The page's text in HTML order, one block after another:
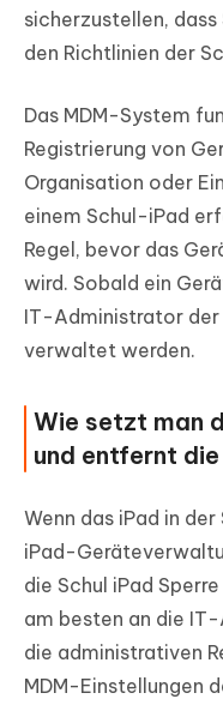
sicherzustellen,
den Richtlinien der
Das MDM-System
Registrierung von
Organisation oder
einem Schul-iPad
Regel, bevor das
wird. Sobald ein
IT-Administrator der
verwaltet werden.
Wie setzt man
und entfernt
Wenn das iPad in
iPad-
die Schul iPad
am besten an die
die administrativen
MDM-Einstellungen